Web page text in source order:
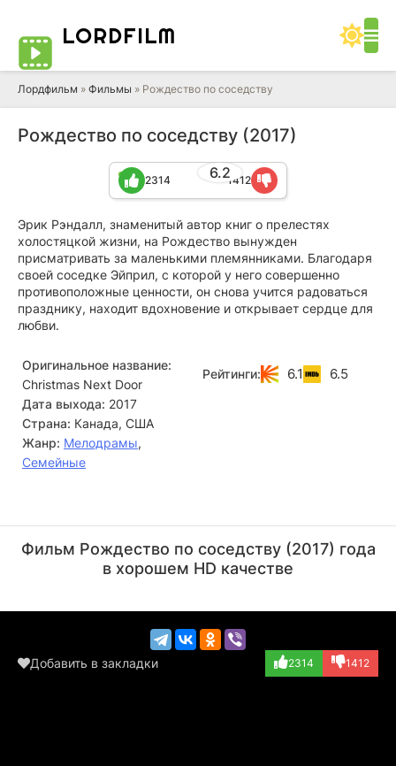
LORDFILM
Лордфильм » Фильмы » Рождество по соседству
Рождество по соседству (2017)
6.2
2314 1412
Эрик Рэндалл, знаменитый автор книг о прелестях
холостяцкой жизни, на Рождество вынужден
присматривать за маленькими племянниками. Благодаря
своей соседке Эйприл, с которой у него совершенно
противоположные ценности, он снова учится радоваться
празднику, находит вдохновение и открывает сердце для
любви.
Оригинальное название:
Christmas Next Door
Дата выхода: 2017
Страна: Канада, США
Жанр: Мелодрамы,
Семейные
Рейтинги: 6.1 6.5
(Bruce)
(Nick / Agent)
Фильм Рождество по соседству (2017) года
в хорошем HD качестве
Добавить в закладки 2314 1412